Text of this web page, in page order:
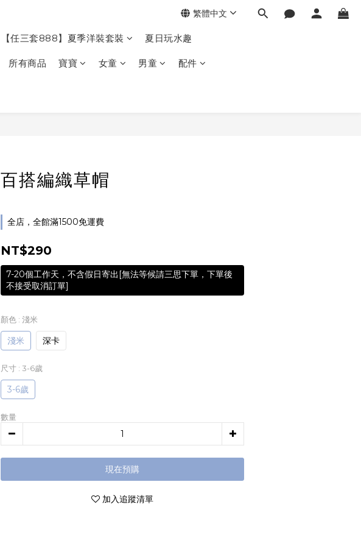
【任三套888】夏季洋裝套裝 夏日玩水趣
所有商品 寶寶 女童 男童 配件
繁體中文
百搭編織草帽
全店，全館滿1500免運費
NT$290
7-20個工作天，不含假日寄出[無法等候請三思下單，下單後
不接受取消訂單]
顏色 : 淺米
淺米 深卡
尺寸 : 3-6歲
3-6歲
數量
現在預購
加入追蹤清單